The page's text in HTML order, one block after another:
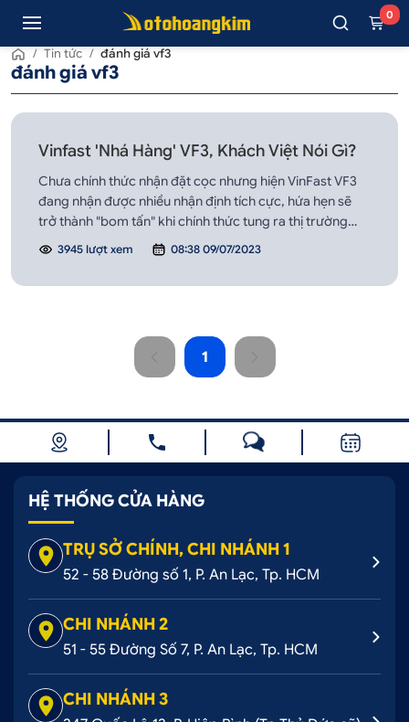
0
/ Tin tức / đánh giá vf3
đánh giá vf3
Vinfast 'Nhá Hàng' VF3, Khách Việt Nói Gì?
Chưa chính thức nhận đặt cọc nhưng hiện VinFast VF3
đang nhận được nhiều nhận định tích cực, hứa hẹn sẽ
trở thành "bom tấn" khi chính thức tung ra thị trường
Việt Nam.
3945 lượt xem 08:38 09/07/2023
1
HỆ THỐNG CỬA HÀNG
TRỤ SỞ CHÍNH, CHI NHÁNH 1
52 - 58 Đường số 1, P. An Lạc, Tp. HCM
CHI NHÁNH 2
51 - 55 Đường Số 7, P. An Lạc, Tp. HCM
CHI NHÁNH 3